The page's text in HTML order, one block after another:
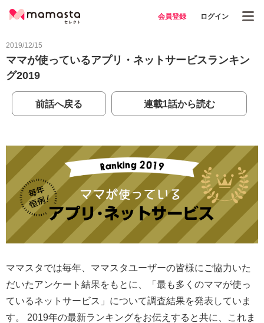
会員登録 ログイン
2019/12/15
ママが使っているアプリ・ネットサービスランキン
グ2019
前話へ戻る 連載1話から読む
ママスタでは毎年、ママスタユーザーの皆様にご協力いた
だいたアンケート結果をもとに、「最も多くのママが使っ
ているネットサービス」について調査結果を発表していま
す。 2019年の最新ランキングをお伝えすると共に、これま